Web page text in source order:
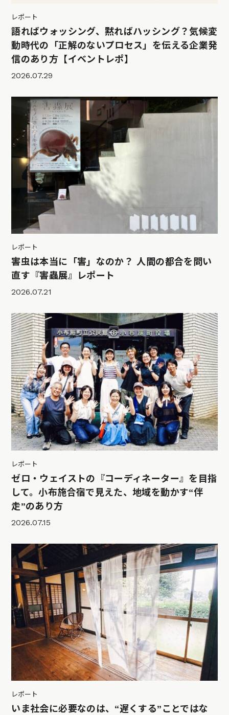
レポート
語ればウォッシング、黙ればハッシング？気候変
動時代の「正解のないプロセス」を伝える企業発
信のあり方【イベントレポ】
2026.07.29
レポート
害虫は本当に「害」なのか？ 人間の都合を問い
直す『害蟲展』レポート
2026.07.21
レポート
ゼロ・ウェイストの『コーディネーター』を目指
して。小布施合宿で見えた、地域を動かす“伴
走”のあり方
2026.07.15
レポート
いま社会に必要なのは、“遅くする”ことではな